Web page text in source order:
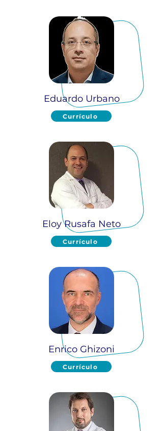
Eduardo Urbano
Currículo
Eloy Rusafa Neto
Currículo
Enrico Ghizoni
Currículo